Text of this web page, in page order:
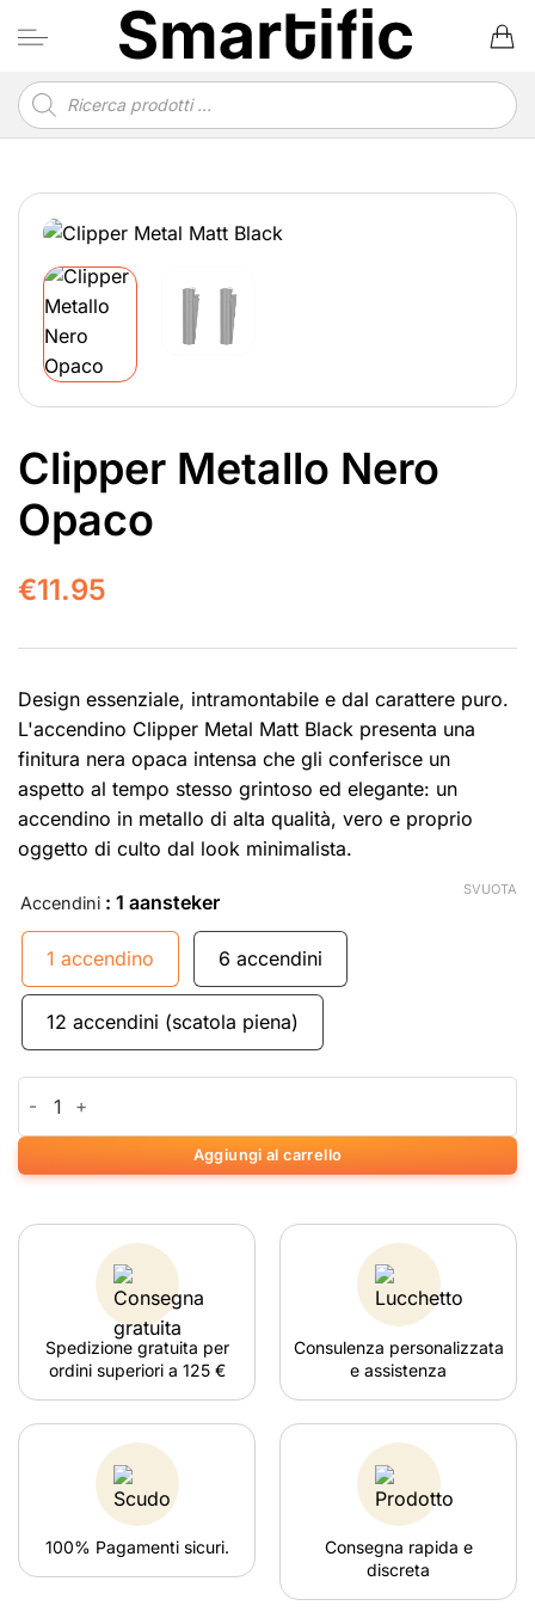
Ricerca
prodotti
Clipper Metallo Nero
Opaco
€11.95
Design essenziale, intramontabile e dal carattere puro.
L'accendino Clipper Metal Matt Black presenta una
finitura nera opaca intensa che gli conferisce un
aspetto al tempo stesso grintoso ed elegante: un
accendino in metallo di alta qualità, vero e proprio
oggetto di culto dal look minimalista.
Accendini : 1 aansteker
1 accendino 6 accendini
12 accendini (scatola piena)
SVUOTA
Aggiungi al carrello
Spedizione gratuita per
ordini superiori a 125 €
Consulenza personalizzata
e assistenza
100% Pagamenti sicuri.
Consegna rapida e
discreta